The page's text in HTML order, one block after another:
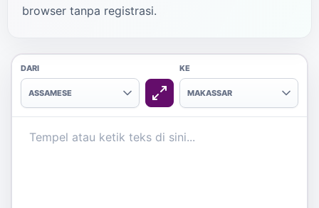
browser tanpa registrasi.
DARI
ASSAMESE
KE
MAKASSAR